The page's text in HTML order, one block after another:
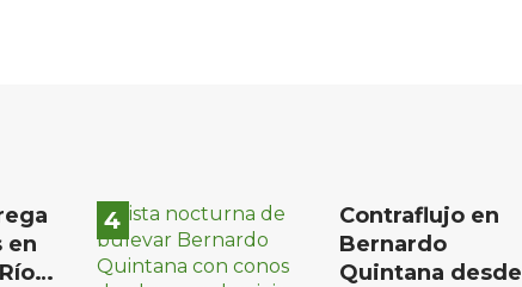
en
a
Contraflujo en
Bernardo
Quintana desde